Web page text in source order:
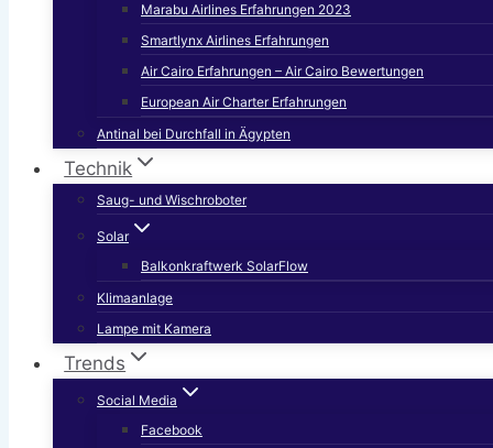
Marabu Airlines Erfahrungen 2023
Smartlynx Airlines Erfahrungen
Air Cairo Erfahrungen – Air Cairo Bewertungen
European Air Charter Erfahrungen
Antinal bei Durchfall in Ägypten
Technik
Saug- und Wischroboter
Solar
Balkonkraftwerk SolarFlow
Klimaanlage
Lampe mit Kamera
Trends
Social Media
Facebook